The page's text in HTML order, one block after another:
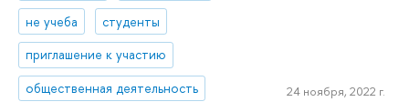
не учеба
студенты
приглашение к участию
общественная деятельность
24 ноября, 2022 г.